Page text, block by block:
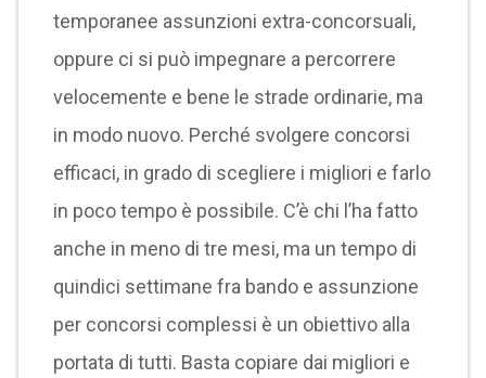
temporanee assunzioni extra-concorsuali,
oppure ci si può impegnare a percorrere
velocemente e bene le strade ordinarie, ma
in modo nuovo. Perché svolgere concorsi
efficaci, in grado di scegliere i migliori e farlo
in poco tempo è possibile. C’è chi l’ha fatto
anche in meno di tre mesi, ma un tempo di
quindici settimane fra bando e assunzione
per concorsi complessi è un obiettivo alla
portata di tutti. Basta copiare dai migliori e